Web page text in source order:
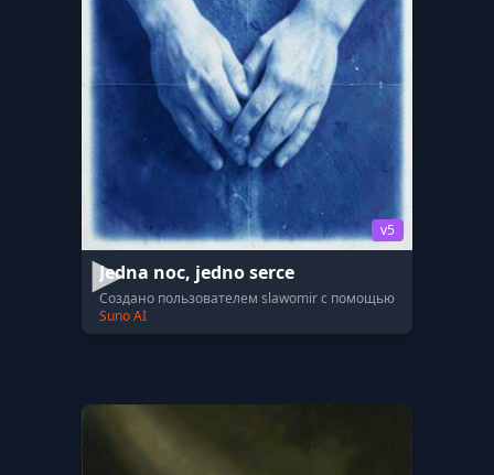
v5
Jedna noc, jedno serce
Создано пользователем slawomir с помощью
Suno AI